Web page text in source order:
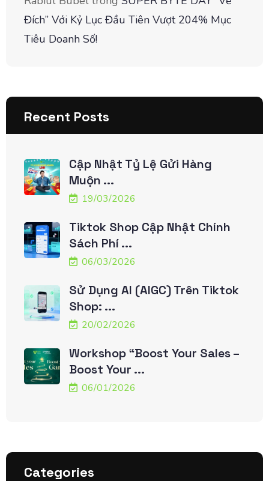
Đích” Với Kỷ Lục Đầu Tiên Vượt 204% Mục
Tiêu Doanh Số!
Recent Posts
Cập Nhật Tỷ Lệ Gửi Hàng
Muộn ...
19/03/2026
Tiktok Shop Cập Nhật Chính
Sách Phí ...
06/03/2026
Sử Dụng AI (AIGC) Trên Tiktok
Shop: ...
20/02/2026
Workshop “Boost Your Sales –
Boost Your ...
06/01/2026
Categories